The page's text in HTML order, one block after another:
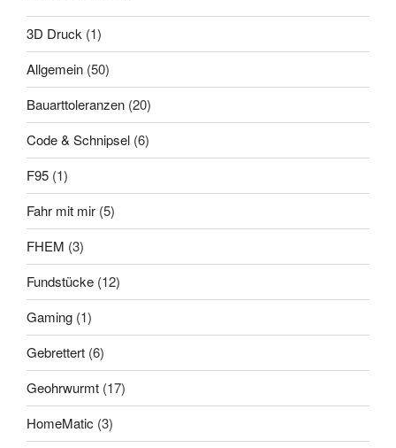
3D Druck (1)
Allgemein (50)
Bauarttoleranzen (20)
Code & Schnipsel (6)
F95 (1)
Fahr mit mir (5)
FHEM (3)
Fundstücke (12)
Gaming (1)
Gebrettert (6)
Geohrwurmt (17)
HomeMatic (3)